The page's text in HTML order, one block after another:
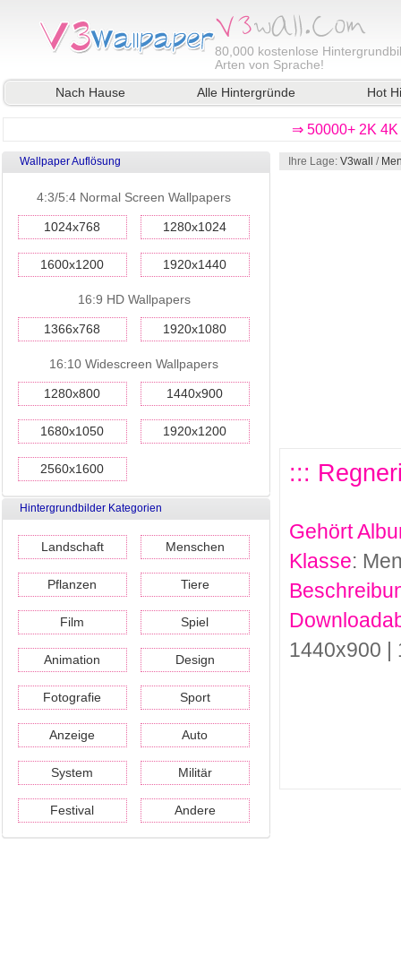
80,000 kostenlose
Arten von Sprache!
Nach Hause
Alle Hintergründe Hot
⇒ 50000+ 2K
Wallpaper Auflösung
4:3/5:4 Normal Screen Wallpapers
1024x768 1280x1024
1600x1200 1920x1440
16:9 HD Wallpapers
1366x768 1920x1080
16:10 Widescreen Wallpapers
1280x800 1440x900
1680x1050 1920x1200
2560x1600
Hintergrundbilder Kategorien
Landschaft Menschen
Pflanzen Tiere
Film Spiel
Animation Design
Fotografie Sport
Anzeige Auto
System Militär
Festival Andere
Ihre Lage: V3wall /
:::
Gehört
Klasse:
1440x900 |